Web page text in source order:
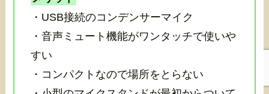
・USB接続のコンデンサーマイク
・音声ミュート機能がワンタッチで使いや
すい
・コンパクトなので場所をとらない